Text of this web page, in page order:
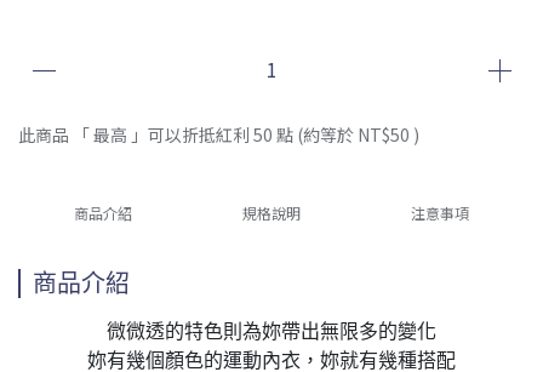
此商品 「 最高 」可以折抵紅利 50 點 (約等於 NT$50 )
商品介紹 規格說明 注意事項
商品介紹
微微透的特色則為妳帶出無限多的變化
妳有幾個顏色的運動內衣，妳就有幾種搭配